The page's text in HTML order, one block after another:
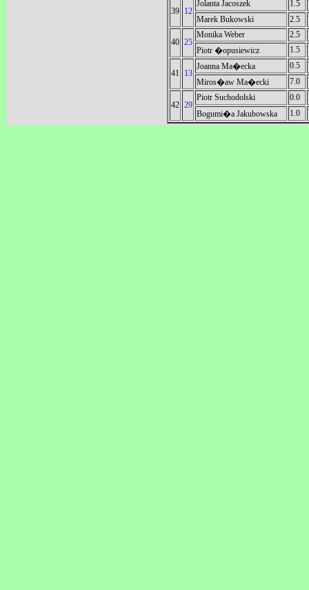
39 12
Jolanta Jacoszek 1.5
Marek Bukowski
2.5
40 25
Monika Weber 2.5
Piotr �opusiewicz
1.5
41 13
Joanna Ma�ecka 0.5
Miros�aw Ma�ecki
7.0
42 29
Piotr Suchodolski 0.0
Bogumi�a Jakubowska
1.0